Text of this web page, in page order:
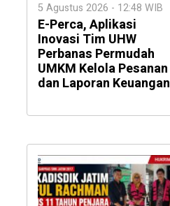
5 Agustus 2026 - 12:48 WIB
E-Perca, Aplikasi
Inovasi Tim UHW
Perbanas Permudah
UMKM Kelola Pesanan
dan Laporan Keuangan